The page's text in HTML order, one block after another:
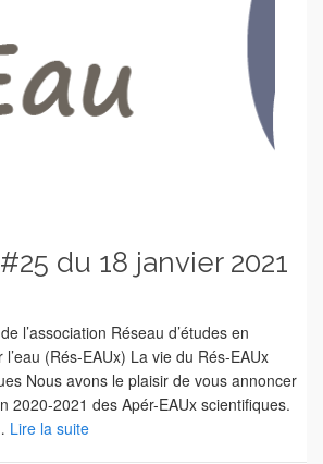
#25 du 18 janvier 2021
l’association Réseau d’études en
(Rés-EAUx) La vie du Rés-EAUx
Nous avons le plaisir de vous annoncer
2020-2021 des Apér-EAUx scientifiques.
Lire la suite